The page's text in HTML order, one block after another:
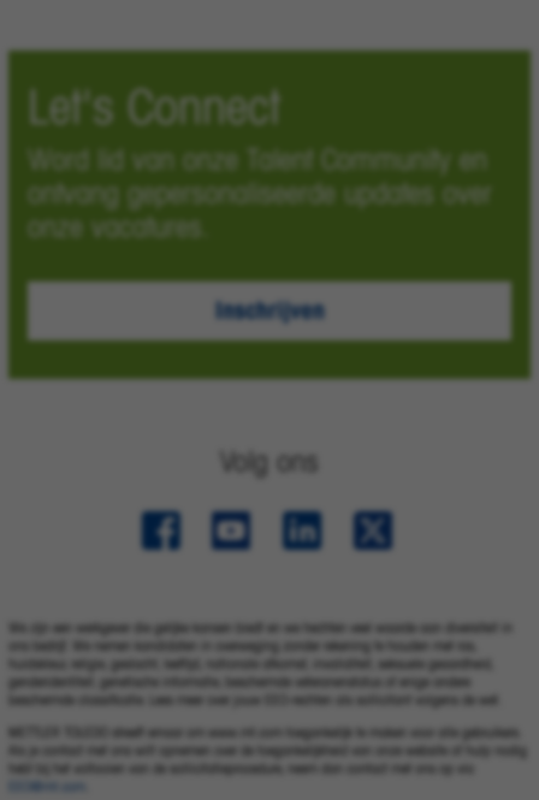
Let's Connect
Word lid van onze Talent Community en
ontvang gepersonaliseerde updates over
onze vacatures.
Inschrijven
Volg ons
We zijn een werkgever die gelijke kansen biedt en we hechten veel waarde aan diversiteit in
ons bedrijf. We nemen kandidaten in overweging zonder rekening te houden met ras,
huidskleur, religie, geslacht, leeftijd, nationale afkomst, invaliditeit, seksuele geaardheid,
genderidentiteit, genetische informatie, beschermde veteranenstatus of enige andere
beschermde classificatie. Lees meer over jouw EEO-rechten als sollicitant volgens de wet.
METTLER TOLEDO streeft ernaar om www.mt.com toegankelijk te maken voor alle gebruikers.
Als je contact met ons wilt opnemen over de toegankelijkheid van onze website of hulp nodig
hebt bij het voltooien van de sollicitatieprocedure, neem dan contact met ons op via
EEO@mt.com